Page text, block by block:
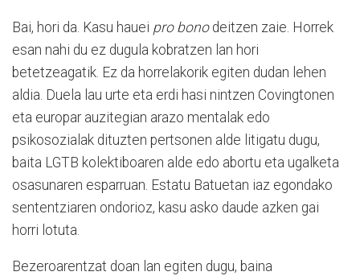
Bai, hori da. Kasu hauei pro bonodeitzen zaie. Horrek
esan nahi du ez dugula kobratzen lan hori
betetzeagatik. Ez da horrelakorik egiten dudan lehen
aldia. Duela lau urte eta erdi hasi nintzen Covingtonen
eta europar auzitegian arazo mentalak edo
psikosozialak dituzten pertsonen alde litigatu dugu,
baita LGTB kolektiboaren alde edo abortu eta ugalketa
osasunaren esparruan. Estatu Batuetan iaz egondako
sententziaren ondorioz, kasu asko daude azken gai
horri lotuta.
Bezeroarentzat doan lan egiten dugu, baina